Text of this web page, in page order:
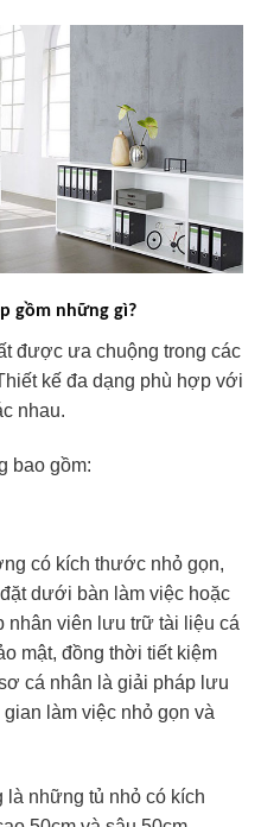
gồm những gì?
được ưa chuộng trong các
kế đa dạng phù hợp với
nhau.
bao gồm:
có kích thước nhỏ gọn,
dưới bàn làm việc hoặc
nhân viên lưu trữ tài liệu cá
mật, đồng thời tiết kiệm
cá nhân là giải pháp lưu
làm việc nhỏ gọn và
những tủ nhỏ có kích